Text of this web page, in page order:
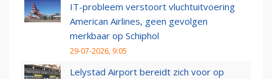
IT-probleem verstoort vluchtuitvoering
American Airlines, geen gevolgen
merkbaar op Schiphol
29-07-2026, 9:05
Lelystad Airport bereidt zich voor op